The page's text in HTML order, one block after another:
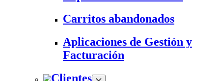
Carritos abandonados
Aplicaciones de Gestión y
Facturación
Clientes